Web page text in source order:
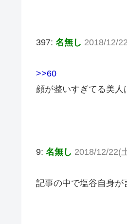
397: 名無し 2018/12/
>>60
顔が整いすぎてる美人
9: 名無し 2018/12/22(
記事の中で塩谷自身